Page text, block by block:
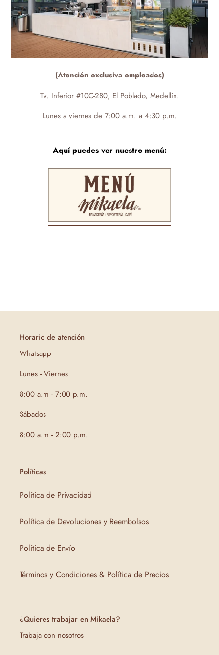
(Atención exclusiva empleados)
Tv. Inferior #10C-280, El Poblado, Medellín.
Lunes a viernes de 7:00 a.m. a 4:30 p.m.
Aquí puedes ver nuestro menú:
Horario de atención
Whatsapp
Lunes - Viernes
8:00 a.m - 7:00 p.m.
Sábados
8:00 a.m - 2:00 p.m.
Políticas
Política de Privacidad
Política de Devoluciones y Reembolsos
Política de Envío
Términos y Condiciones & Política de Precios
¿Quieres trabajar en Mikaela?
Trabaja con nosotros